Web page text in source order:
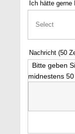
Ich hätte gerne
Nachricht (50
Bitte geben
midnestens